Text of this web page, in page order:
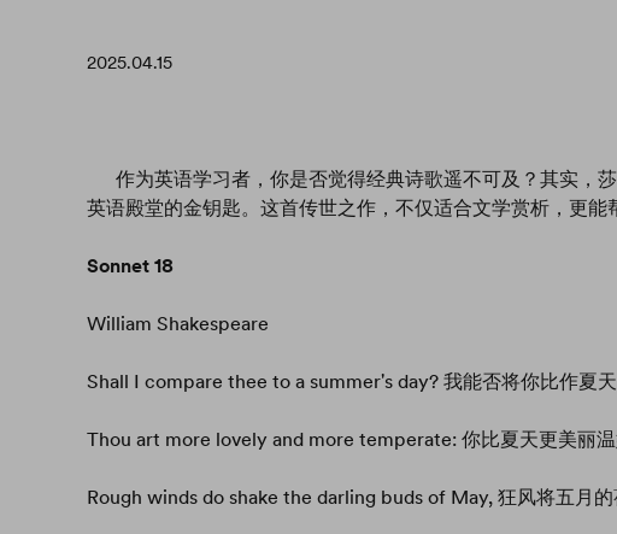
2025.04.15
作为英语学习者，你是否觉得经典诗歌遥不可及？其实，
英语殿堂的金钥匙。这首传世之作，不仅适合文学赏析，更能
Sonnet 18
William Shakespeare
Shall I compare thee to a summer's day? 我能否将你比作夏天
Thou art more lovely and more temperate: 你比夏天更美丽温
Rough winds do shake the darling buds of May, 狂风将五月的